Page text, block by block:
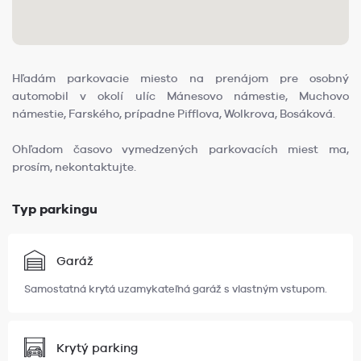
Hľadám parkovacie miesto na prenájom pre osobný
automobil v okolí ulíc Mánesovo námestie, Muchovo
námestie, Farského, prípadne Pifflova, Wolkrova, Bosáková.
Ohľadom časovo vymedzených parkovacích miest ma,
prosím, nekontaktujte.
Typ parkingu
Garáž
Samostatná krytá uzamykateľná garáž s vlastným vstupom.
Krytý parking